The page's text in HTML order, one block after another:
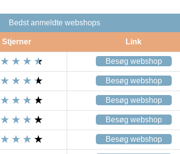
Bedst anmeldte webshops
Stjerner Link
Besøg webshop
Besøg webshop
Besøg webshop
Besøg webshop
Besøg webshop